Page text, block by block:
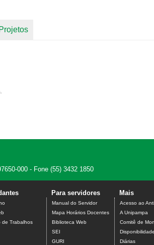
ativa)
Projetos
000 - Fone (55) 3432 1850
de Trabalhos
Para servidores
Manual do Servidor
Mapa Horários Docentes
Biblioteca Web
SEI
GURI
Mais
Acesso ao
A Unipampa
Comitê de
Diárias